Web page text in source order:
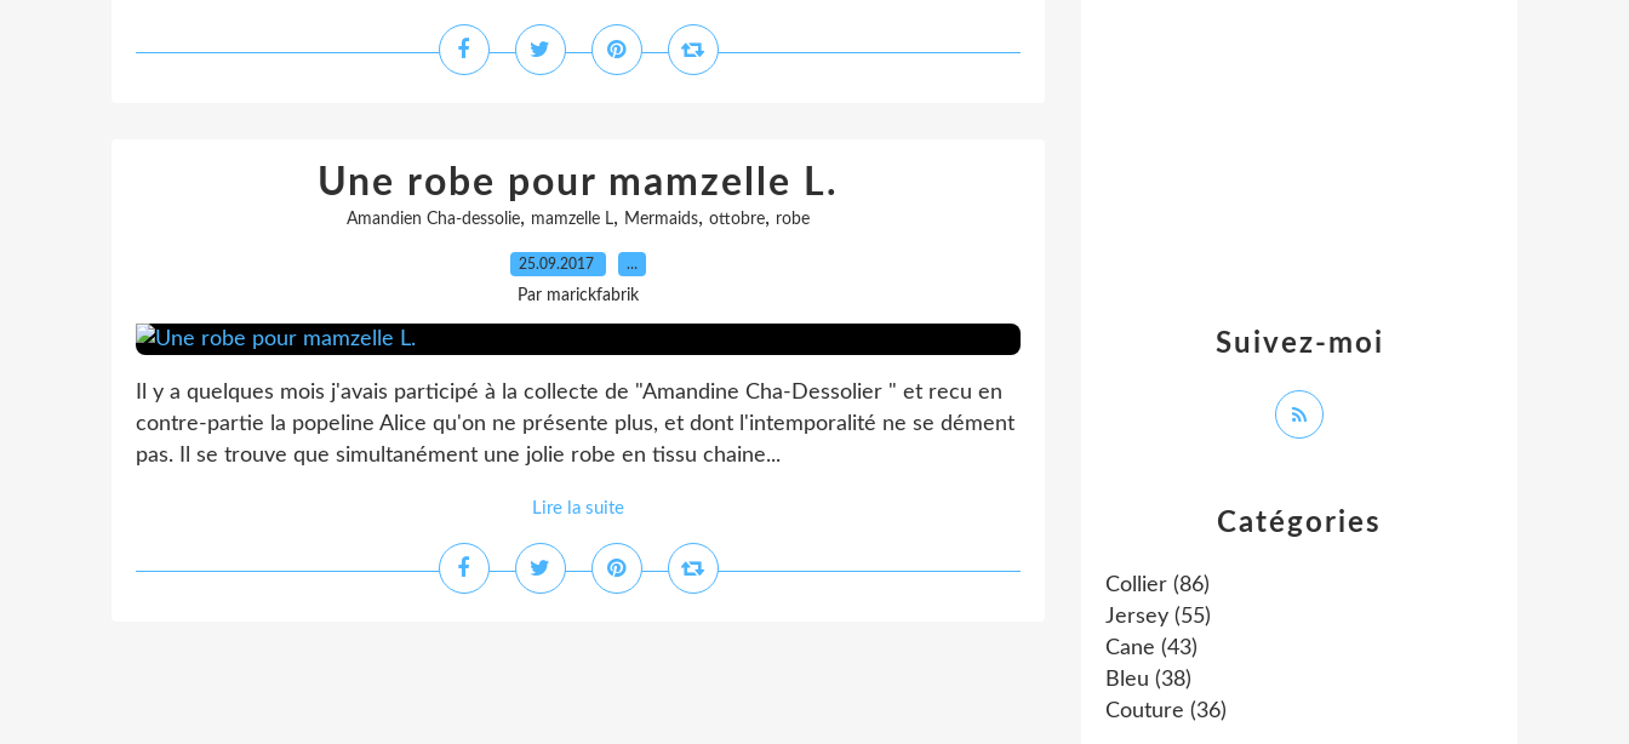
Une robe pour mamzelle L.
Amandien Cha-dessolie, mamzelle L, Mermaids, ottobre, robe
25.09.2017 …
Par marickfabrik
Il y a quelques mois j'avais participé à la collecte de "Amandine Cha-Dessolier " et recu en
contre-partie la popeline Alice qu'on ne présente plus, et dont l'intemporalité ne se dément
pas. Il se trouve que simultanément une jolie robe en tissu chaine...
Lire la suite
Catégories
Collier (86)
Jersey (55)
Cane (43)
Bleu (38)
Couture (36)
Suivez-moi